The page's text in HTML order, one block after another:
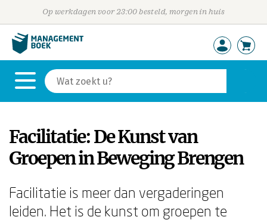
Op werkdagen voor 23:00 besteld, morgen in huis
Facilitatie: De Kunst van
Groepen in Beweging Brengen
Facilitatie is meer dan vergaderingen
leiden. Het is de kunst om groepen te